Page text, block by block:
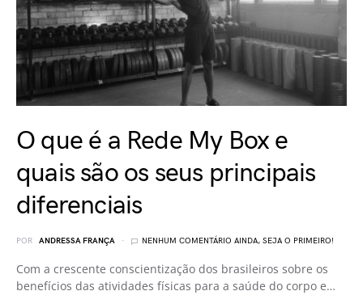
O que é a Rede My Box e
quais são os seus principais
diferenciais
POR ANDRESSA FRANÇA NENHUM COMENTÁRIO AINDA, SEJA O PRIMEIRO!
Com a crescente conscientização dos brasileiros sobre os
benefícios das atividades físicas para a saúde do corpo e…